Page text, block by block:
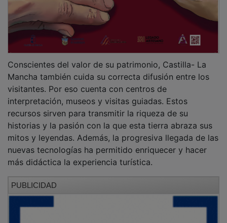
Mancha también cuida su correcta difusión entre los
visitantes. Por eso cuenta con centros de
interpretación, museos y visitas guiadas. Estos
recursos sirven para transmitir la riqueza de su
historias y la pasión con la que esta tierra abraza sus
mitos y leyendas. Además, la progresiva llegada de las
nuevas tecnologías ha permitido enriquecer y hacer
más didáctica la experiencia turística.